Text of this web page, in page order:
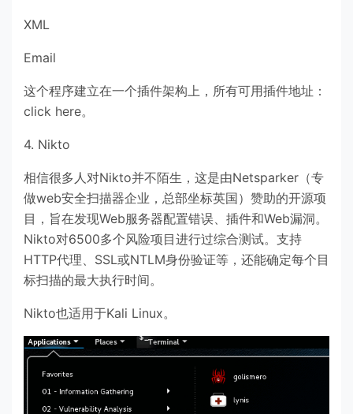
XML
Email
这个程序建立在一个插件架构上，所有可用插件地址：
click here。
4. Nikto
相信很多人对Nikto并不陌生，这是由Netsparker（专
做web安全扫描器企业，总部坐标英国）赞助的开源项
目，旨在发现Web服务器配置错误、插件和Web漏洞。
Nikto对6500多个风险项目进行过综合测试。支持
HTTP代理、SSL或NTLM身份验证等，还能确定每个目
标扫描的最大执行时间。
Nikto也适用于Kali Linux。